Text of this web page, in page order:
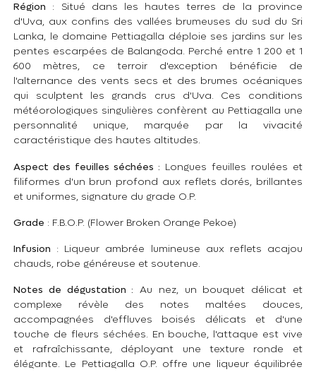
Région : Situé dans les hautes terres de la province
d'Uva, aux confins des vallées brumeuses du sud du Sri
Lanka, le domaine Pettiagalla déploie ses jardins sur les
pentes escarpées de Balangoda. Perché entre 1 200 et 1
600 mètres, ce terroir d'exception bénéficie de
l'alternance des vents secs et des brumes océaniques
qui sculptent les grands crus d'Uva. Ces conditions
météorologiques singulières confèrent au Pettiagalla une
personnalité unique, marquée par la vivacité
caractéristique des hautes altitudes.
Aspect des feuilles séchées : Longues feuilles roulées et
filiformes d'un brun profond aux reflets dorés, brillantes
et uniformes, signature du grade O.P.
Grade : F.B.O.P. (Flower Broken Orange Pekoe)
Infusion : Liqueur ambrée lumineuse aux reflets acajou
chauds, robe généreuse et soutenue.
Notes de dégustation : Au nez, un bouquet délicat et
complexe révèle des notes maltées douces,
accompagnées d'effluves boisés délicats et d'une
touche de fleurs séchées. En bouche, l'attaque est vive
et rafraîchissante, déployant une texture ronde et
élégante. Le Pettiagalla O.P. offre une liqueur équilibrée